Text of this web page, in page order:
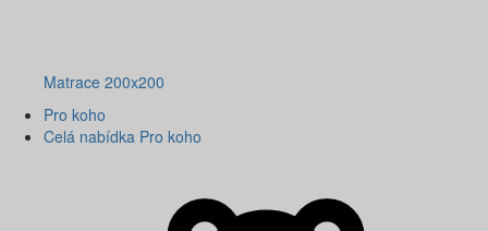
Matrace 200x200
Pro koho
Celá nabídka Pro koho